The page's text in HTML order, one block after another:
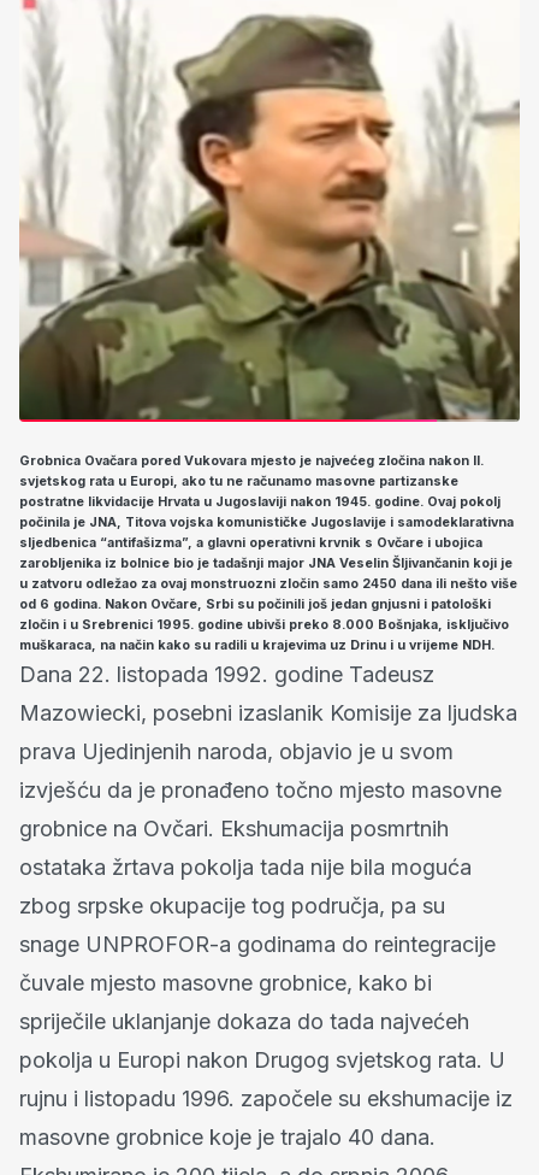
Grobnica Ovačara pored Vukovara mjesto je najvećeg zločina nakon II.
svjetskog rata u Europi, ako tu ne računamo masovne partizanske
postratne likvidacije Hrvata u Jugoslaviji nakon 1945. godine. Ovaj pokolj
počinila je JNA, Titova vojska komunističke Jugoslavije i samodeklarativna
sljedbenica “antifašizma”, a glavni operativni krvnik s Ovčare i ubojica
zarobljenika iz bolnice bio je tadašnji major JNA Veselin Šljivančanin koji je
u zatvoru odležao za ovaj monstruozni zločin samo 2450 dana ili nešto više
od 6 godina. Nakon Ovčare, Srbi su počinili još jedan gnjusni i patološki
zločin i u Srebrenici 1995. godine ubivši preko 8.000 Bošnjaka, isključivo
muškaraca, na način kako su radili u krajevima uz Drinu i u vrijeme NDH.
Dana 22. listopada 1992. godine Tadeusz
Mazowiecki, posebni izaslanik Komisije za ljudska
prava Ujedinjenih naroda, objavio je u svom
izvješću da je pronađeno točno mjesto masovne
grobnice na Ovčari. Ekshumacija posmrtnih
ostataka žrtava pokolja tada nije bila moguća
zbog srpske okupacije tog područja, pa su
snage UNPROFOR-a godinama do reintegracije
čuvale mjesto masovne grobnice, kako bi
spriječile uklanjanje dokaza do tada najvećeh
pokolja u Europi nakon Drugog svjetskog rata. U
rujnu i listopadu 1996. započele su ekshumacije iz
masovne grobnice koje je trajalo 40 dana.